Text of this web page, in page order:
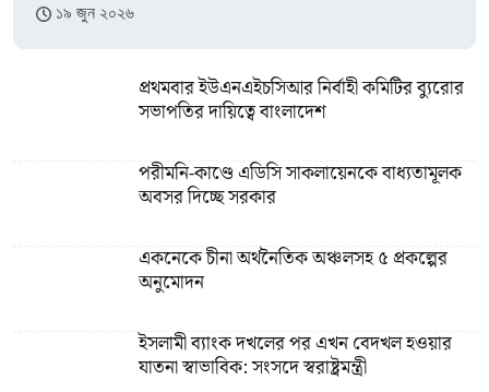
১৯ জুন ২০২৬
প্রথমবার ইউএনএইচসিআর নির্বাহী কমিটির ব্যুরোর
সভাপতির দায়িত্বে বাংলাদেশ
পরীমনি-কাণ্ডে এডিসি সাকলায়েনকে বাধ্যতামূলক
অবসর দিচ্ছে সরকার
একনেকে চীনা অর্থনৈতিক অঞ্চলসহ ৫ প্রকল্পের
অনুমোদন
ইসলামী ব্যাংক দখলের পর এখন বেদখল হওয়ার
যাতনা স্বাভাবিক: সংসদে স্বরাষ্ট্রমন্ত্রী